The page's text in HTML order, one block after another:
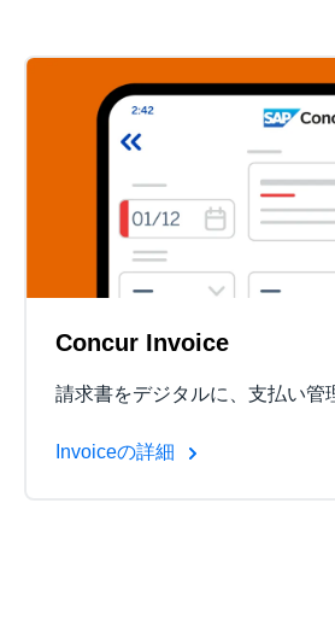
Concur Invoice
請求書をデジタルに、支払い管
Invoiceの詳細